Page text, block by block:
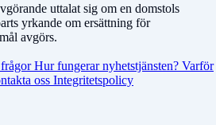
uttalat sig om en domstols
yrkande om ersättning för
avgörs.
Hur fungerar nyhetstjänsten? Varför
oss Integritetspolicy